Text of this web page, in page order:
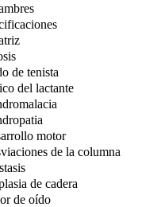
de tenista
del lactante
motor
de la columna
de cadera
de oído